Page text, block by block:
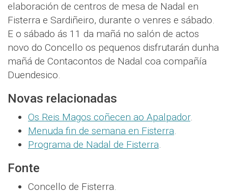
elaboración de centros de mesa de Nadal en
Fisterra e Sardiñeiro, durante o venres e sábado.
E o sábado ás 11 da mañá no salón de actos
novo do Concello os pequenos disfrutarán dunha
mañá de Contacontos de Nadal coa compañía
Duendesico.
Novas relacionadas
Os Reis Magos coñecen ao Apalpador.
Menuda fin de semana en Fisterra.
Programa de Nadal de Fisterra.
Fonte
Concello de Fisterra.